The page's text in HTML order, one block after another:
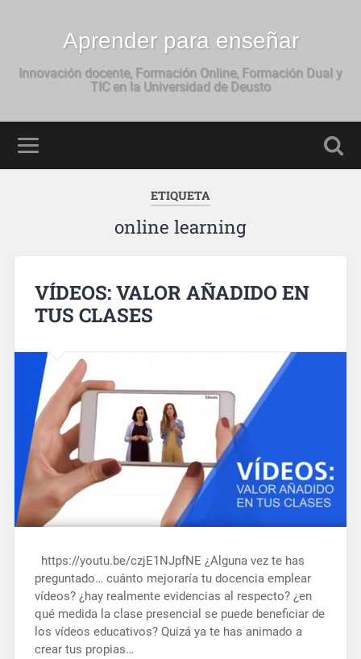
Aprender para enseñar
Innovación docente, Formación Online, Formación Dual y
TIC en la Universidad de Deusto
ETIQUETA
online learning
VÍDEOS: VALOR AÑADIDO EN
TUS CLASES
https://youtu.be/czjE1NJpfNE ¿Alguna vez te has
preguntado… cuánto mejoraría tu docencia emplear
vídeos? ¿hay realmente evidencias al respecto? ¿en
qué medida la clase presencial se puede beneficiar de
los vídeos educativos? Quizá ya te has animado a
crear tus propias…